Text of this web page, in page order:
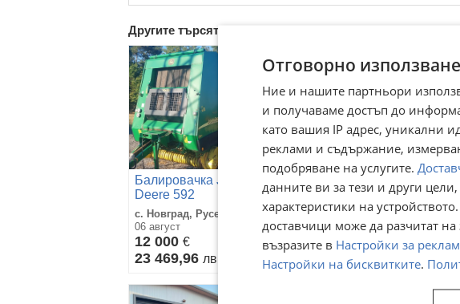
Другите търсят също
Балировачка John
Deere 592
с. Новград, Русе
06 август
12 000 €
23 469,96 лв
Трактор John Deere
6195R
гр. Ихтиман, София
област
вчера
78 000 €
152 554,74лв
3400
гр.
вчера
35
69
Отговорно
Ние и нашите партньори
и получаваме достъп до
като вашия IP адрес, уникални
реклами и съдържание,
подобряване на услугите.
данните ви за тези и други
характеристики на
доставчици може да разчитат
възразите в Настройки за
Настройки на бисквитките.